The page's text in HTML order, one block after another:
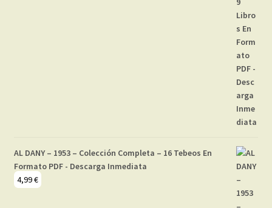
AL DANY – 1953 – Colección Completa – 16 Tebeos En
Formato PDF - Descarga Inmediata
4,99€